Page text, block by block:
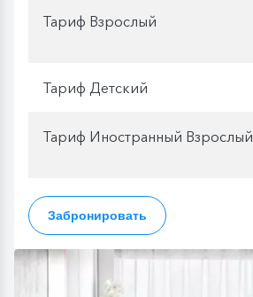
Тариф Взрослый
Тариф Детский
Тариф Иностранный Взрослый
Забронировать